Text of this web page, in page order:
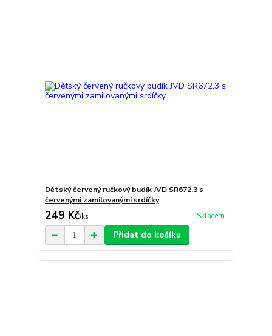
Dětský červený ručkový budík JVD SR672.3 s
červenými zamilovanými srdíčky
249 Kč/ks Skladem
Přidat do košíku